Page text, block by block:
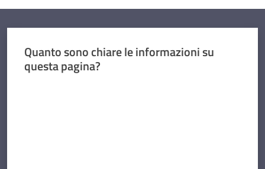
Quanto sono chiare le informazioni su
questa pagina?